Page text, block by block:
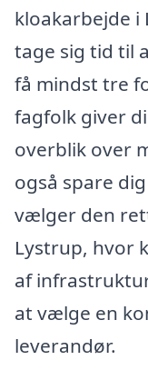
kloakarbejde
tage sig tid til
få mindst tre
fagfolk giver
overblik over
også spare
vælger den
Lystrup, hvor
af
at vælge en
leverandør.